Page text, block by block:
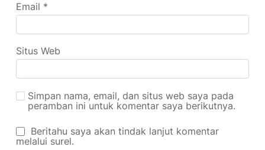
Email *
Situs Web
Simpan nama, email, dan situs web saya pada
peramban ini untuk komentar saya berikutnya.
Beritahu saya akan tindak lanjut komentar
melalui surel.